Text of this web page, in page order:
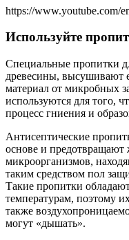
https://www.youtube.com/
Используйте
Специальные пропитки
древесины, высушивают
материал от микробных
используются для того,
процесс гниения и
Антисептические
основе и предотвращают
микроорганизмов,
таким средством пол
Такие пропитки
температурам, поэтому
также
могут «дышать».